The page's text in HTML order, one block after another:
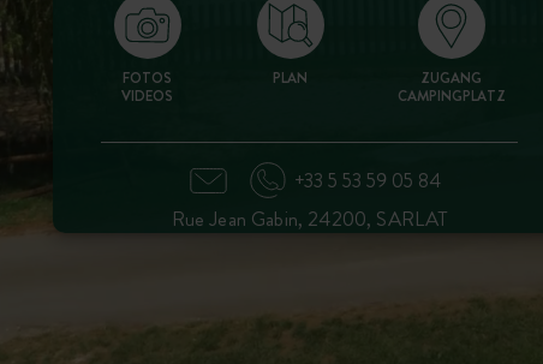
FOTOS
VIDEOS
PLAN
ZUGANG
CAMPINGPLATZ
+33 5 53 59 05 84
Rue Jean Gabin, 24200, SARLAT